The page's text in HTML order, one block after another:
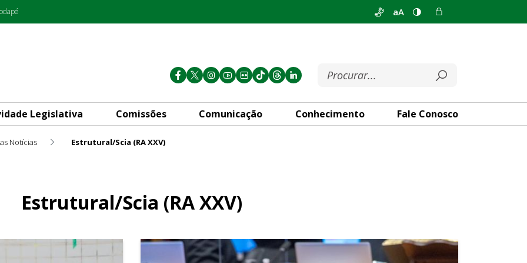
aA
Legislativa Comissões Comunicação Conhecimento Fale Conosco
Notícias Estrutural/Scia (RA XXV)
Estrutural/Scia (RA XXV)